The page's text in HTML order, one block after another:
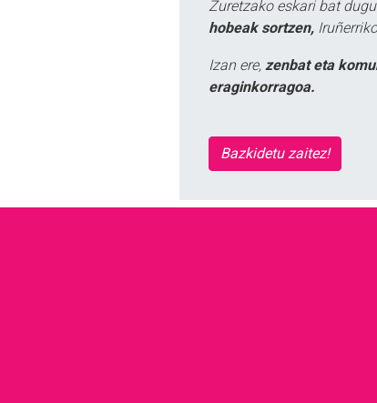
Zuretzako eskari bat
hobeak sortzen,
Izan ere, zenbat eta
eraginkorragoa.
Bazkidetu zaitez!